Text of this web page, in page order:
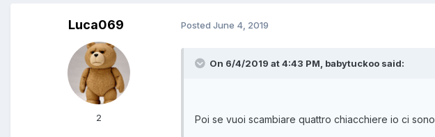
Luca069
2
Posted June 4, 2019
On 6/4/2019 at 4:43 PM, babytuckoo said:
Poi se vuoi scambiare quattro chiacchiere io ci sono